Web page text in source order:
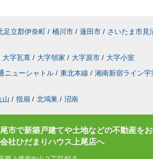
足立郡伊奈町 / 桶川市 / 蓮田市 / さいたま市見
大字瓦葺 / 大字領家 / 大字原市 / 大字小室
ニューシャトル / 東北本線 / 湘南新宿ライン宇
山 / 指扇 / 北鴻巣 / 沼南
尾市で新築戸建てや土地などの不動産を
社ひだまりハウス上尾店へ